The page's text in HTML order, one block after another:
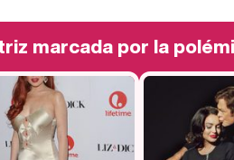
marcada por la